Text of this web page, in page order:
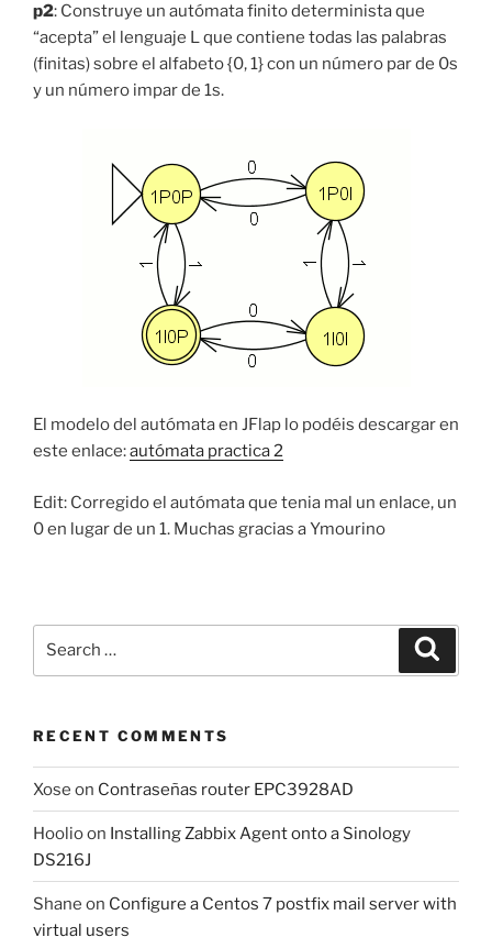
p2: Construye un autómata finito determinista que
“acepta” el lenguaje L que contiene todas las palabras
(finitas) sobre el alfabeto {0, 1} con un número par de 0s
y un número impar de 1s.
El modelo del autómata en JFlap lo podéis descargar en
este enlace:autómata practica 2
Edit: Corregido el autómata que tenia mal un enlace, un
0 en lugar de un 1. Muchas gracias a Ymourino
RECENT COMMENTS
Xose on Contraseñas router EPC3928AD
Hoolioon Installing Zabbix Agent onto a Sinology
DS216J
Shane on Configure a Centos 7 postfix mail server with
virtual users